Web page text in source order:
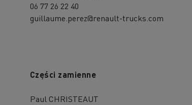
06 77 26 22 40
guillaume.perez@renault-trucks.com
Części zamienne
Paul CHRISTEAUT